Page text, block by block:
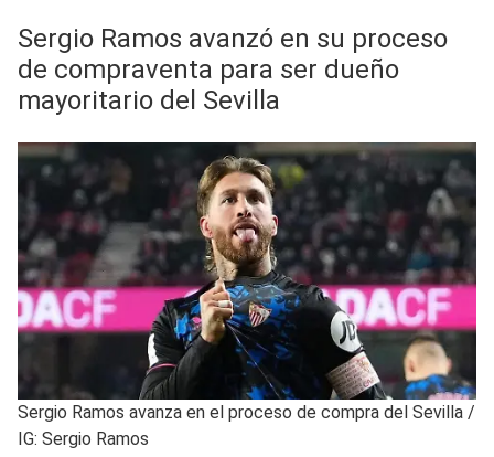
Sergio Ramos avanzó en su proceso
de compraventa para ser dueño
mayoritario del Sevilla
Sergio Ramos avanza en el proceso de compra del Sevilla /
IG: Sergio Ramos